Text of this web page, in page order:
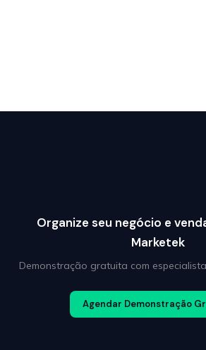
Organize seu negócio e
Marketek
Demonstração gratuita com
Agendar Demonstração